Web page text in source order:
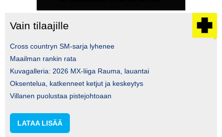
Vain tilaajille
Cross countryn SM-sarja lyhenee
Maailman rankin rata
Kuvagalleria: 2026 MX-liiga Rauma, lauantai
Oksentelua, katkenneet ketjut ja keskeytys
Villanen puolustaa pistejohtoaan
LATAA LISÄÄ